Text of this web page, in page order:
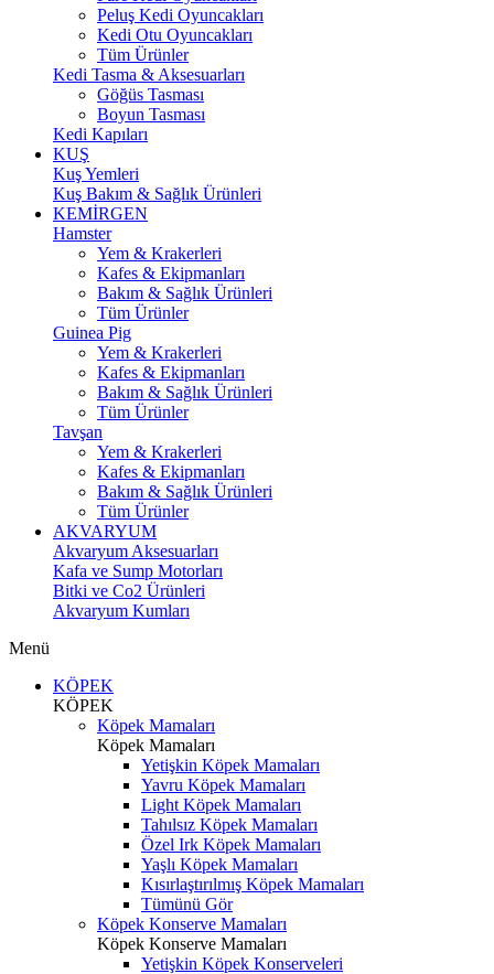
Peluş Kedi Oyuncakları
Kedi Otu Oyuncakları
Tüm Ürünler
Kedi Tasma & Aksesuarları
Göğüs Tasması
Boyun Tasması
Kedi Kapıları
KUŞ
Kuş Yemleri
Kuş Bakım & Sağlık Ürünleri
KEMİRGEN
Hamster
Yem & Krakerleri
Kafes & Ekipmanları
Bakım & Sağlık Ürünleri
Tüm Ürünler
Guinea Pig
Yem & Krakerleri
Kafes & Ekipmanları
Bakım & Sağlık Ürünleri
Tüm Ürünler
Tavşan
Yem & Krakerleri
Kafes & Ekipmanları
Bakım & Sağlık Ürünleri
Tüm Ürünler
AKVARYUM
Akvaryum Aksesuarları
Kafa ve Sump Motorları
Bitki ve Co2 Ürünleri
Akvaryum Kumları
Menü
KÖPEK
KÖPEK
Köpek Mamaları
Köpek Mamaları
Yetişkin Köpek Mamaları
Yavru Köpek Mamaları
Light Köpek Mamaları
Tahılsız Köpek Mamaları
Özel Irk Köpek Mamaları
Yaşlı Köpek Mamaları
Kısırlaştırılmış Köpek Mamaları
Tümünü Gör
Köpek Konserve Mamaları
Köpek Konserve Mamaları
Yetişkin Köpek Konserveleri